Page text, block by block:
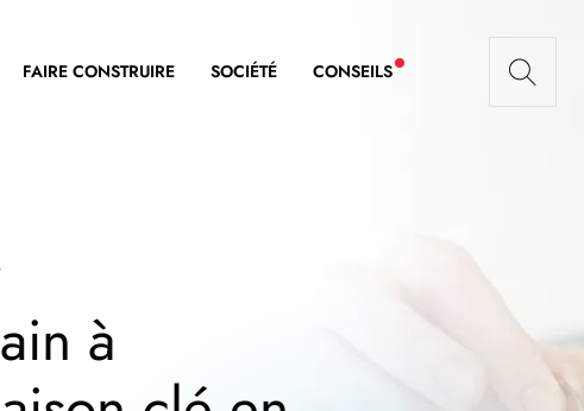
SERVICE BDL EXTENSION
FAIRE CONSTRUIRE SOCIÉTÉ CONSEILS NOUVEAUX ARTICLES
à